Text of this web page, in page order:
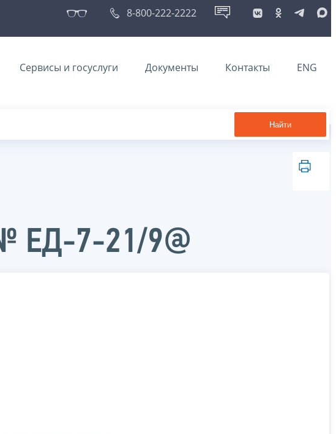
8-800-222-2222
Сервисы и госуслуги Документы Контакты ENG
Найти
ЕД-7-21/9@